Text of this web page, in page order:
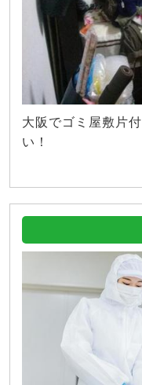
大阪でゴミ屋敷片
い！